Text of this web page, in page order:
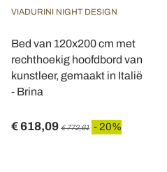
VIADURINI NIGHT DESIGN
Bed van 120x200 cm met
rechthoekig hoofdbord van
kunstleer, gemaakt in Italië
- Brina
€ 618,09 € 772,61 - 20%